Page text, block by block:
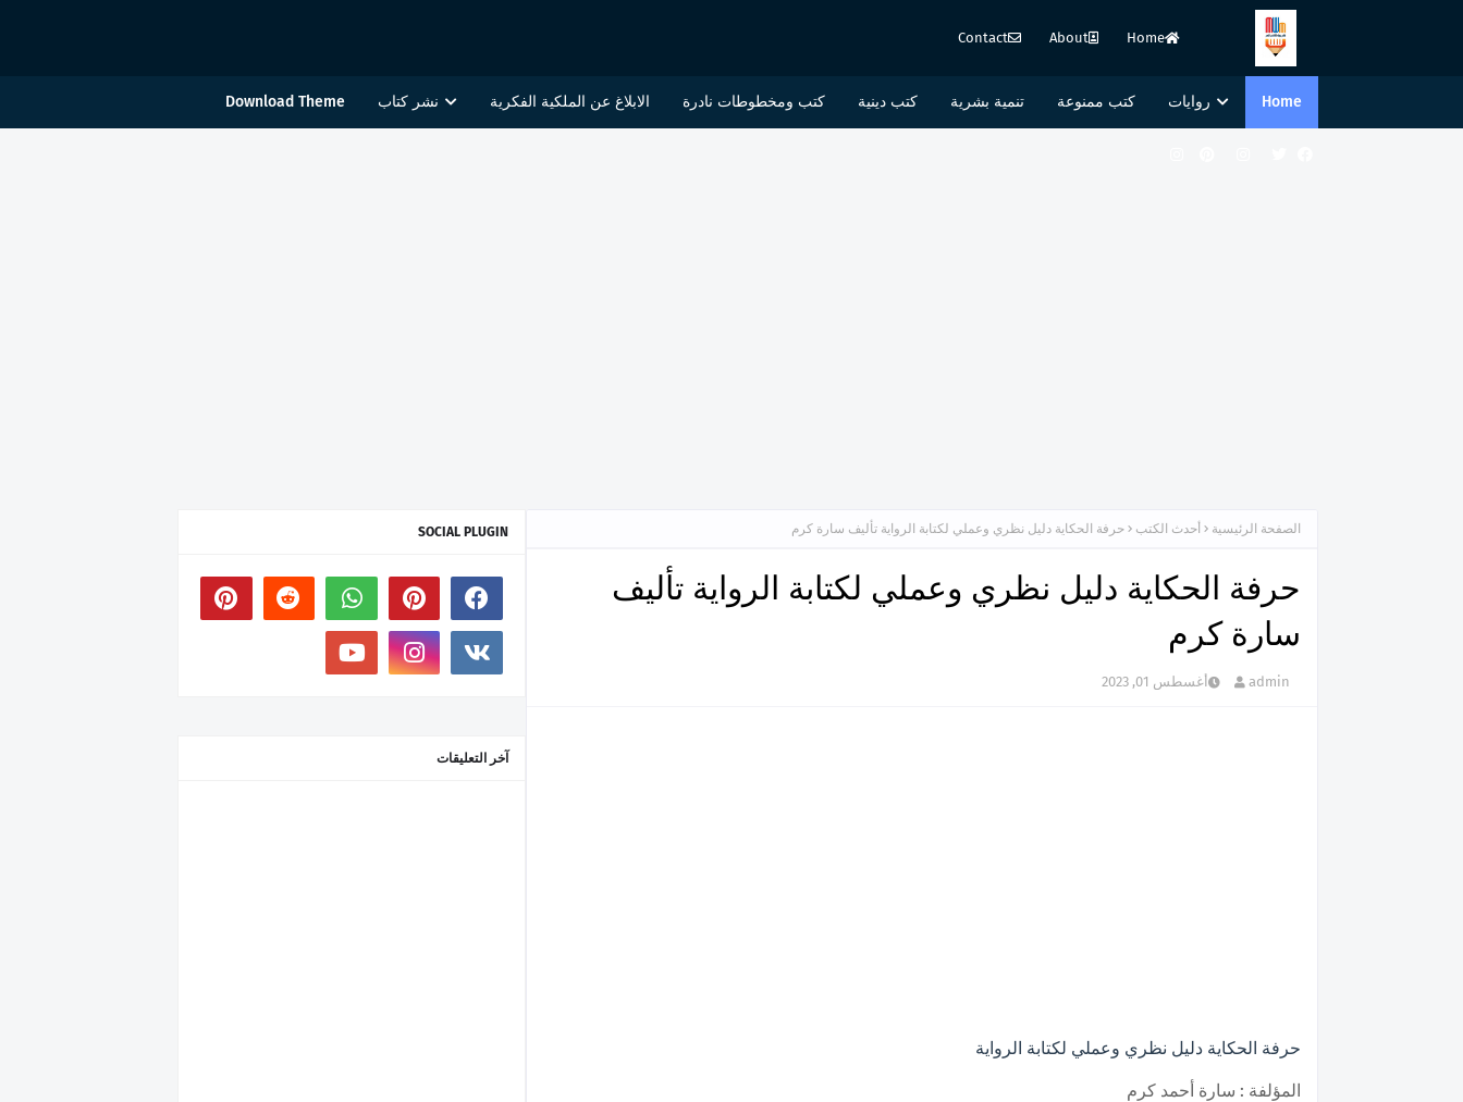
Home
About
Contact
Home روايات كتب ممنوعة تنمية بشرية كتب دينية كتب ومخطوطات نادرة الابلاغ عن الملكية الفكرية نشر كتاب Download Theme
الصفحة الرئيسية أحدث الكتب حرفة الحكاية دليل نظري وعملي لكتابة الرواية تأليف سارة كرم
حرفة الحكاية دليل نظري وعملي لكتابة الرواية تأليف
سارة كرم
admin أغسطس 01, 2023
حرفة الحكاية دليل نظري وعملي لكتابة الرواية
المؤلفة : سارة أحمد كرم
SOCIAL PLUGIN
آخر التعليقات